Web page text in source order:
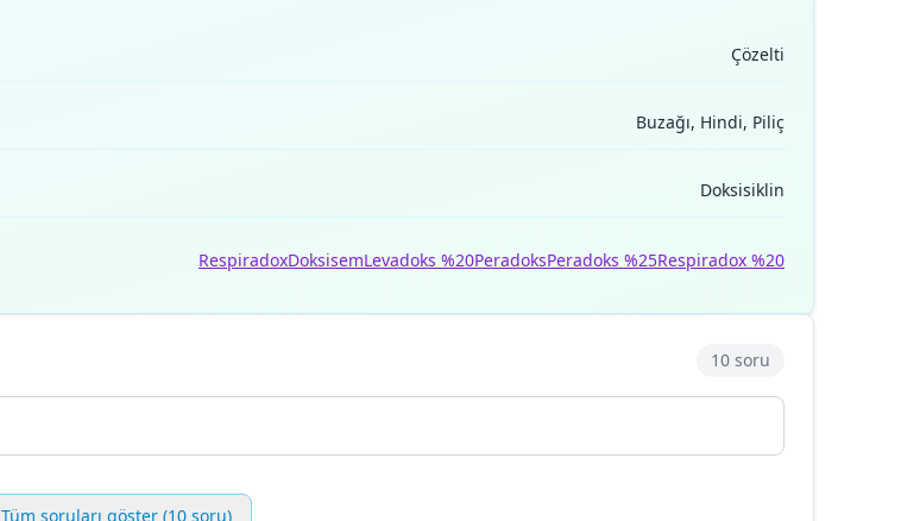
Çözelti
Buzağı, Hindi, Piliç
Doksisiklin
RespiradoxDoksisemLevadoks %20PeradoksPeradoks %25Respiradox %20
10 soru
Tüm soruları göster (10 soru)